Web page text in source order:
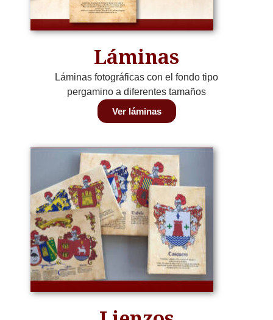
Láminas
Láminas fotográficas con el fondo tipo
pergamino a diferentes tamaños
Ver láminas